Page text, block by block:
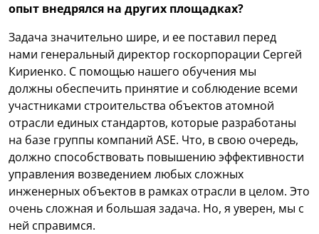
опыт внедрялся на других площадках?
Задача значительно шире, и ее поставил перед
нами генеральный директор госкорпорации Сергей
Кириенко. С помощью нашего обучения мы
должны обеспечить принятие и соблюдение всеми
участниками строительства объектов атомной
отрасли единых стандартов, которые разработаны
на базе группы компаний ASE. Что, в свою очередь,
должно способствовать повышению эффективности
управления возведением любых сложных
инженерных объектов в рамках отрасли в целом. Это
очень сложная и большая задача. Но, я уверен, мы с
ней справимся.